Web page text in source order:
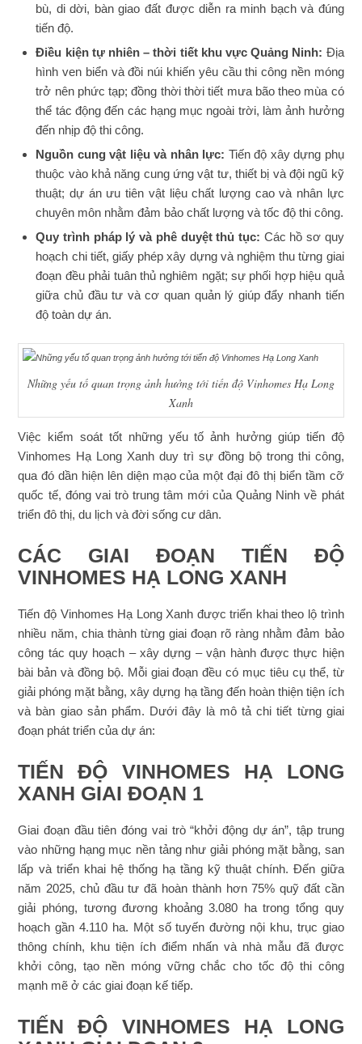
bù, di dời, bàn giao đất được diễn ra minh bạch và đúng
tiến độ.
Điều kiện tự nhiên – thời tiết khu vực Quảng Ninh: Địa
hình ven biển và đồi núi khiến yêu cầu thi công nền móng
trở nên phức tạp; đồng thời thời tiết mưa bão theo mùa có
thể tác động đến các hạng mục ngoài trời, làm ảnh hưởng
đến nhịp độ thi công.
Nguồn cung vật liệu và nhân lực: Tiến độ xây dựng phụ
thuộc vào khả năng cung ứng vật tư, thiết bị và đội ngũ kỹ
thuật; dự án ưu tiên vật liệu chất lượng cao và nhân lực
chuyên môn nhằm đảm bảo chất lượng và tốc độ thi công.
Quy trình pháp lý và phê duyệt thủ tục: Các hồ sơ quy
hoạch chi tiết, giấy phép xây dựng và nghiệm thu từng giai
đoạn đều phải tuân thủ nghiêm ngặt; sự phối hợp hiệu quả
giữa chủ đầu tư và cơ quan quản lý giúp đẩy nhanh tiến
độ toàn dự án.
Những yếu tố quan trọng ảnh hưởng tới tiến độ Vinhomes Hạ Long
Xanh
Việc kiểm soát tốt những yếu tố ảnh hưởng giúp tiến độ
Vinhomes Hạ Long Xanh duy trì sự đồng bộ trong thi công,
qua đó dần hiện lên diện mạo của một đại đô thị biển tầm cỡ
quốc tế, đóng vai trò trung tâm mới của Quảng Ninh về phát
triển đô thị, du lịch và đời sống cư dân.
CÁC GIAI ĐOẠN TIẾN ĐỘ
VINHOMES HẠ LONG XANH
Tiến độ Vinhomes Hạ Long Xanh được triển khai theo lộ trình
nhiều năm, chia thành từng giai đoạn rõ ràng nhằm đảm bảo
công tác quy hoạch – xây dựng – vận hành được thực hiện
bài bản và đồng bộ. Mỗi giai đoạn đều có mục tiêu cụ thể, từ
giải phóng mặt bằng, xây dựng hạ tầng đến hoàn thiện tiện ích
và bàn giao sản phẩm. Dưới đây là mô tả chi tiết từng giai
đoạn phát triển của dự án:
TIẾN ĐỘ VINHOMES HẠ LONG
XANH GIAI ĐOẠN 1
Giai đoạn đầu tiên đóng vai trò “khởi động dự án”, tập trung
vào những hạng mục nền tảng như giải phóng mặt bằng, san
lấp và triển khai hệ thống hạ tầng kỹ thuật chính. Đến giữa
năm 2025, chủ đầu tư đã hoàn thành hơn 75% quỹ đất cần
giải phóng, tương đương khoảng 3.080 ha trong tổng quy
hoạch gần 4.110 ha. Một số tuyến đường nội khu, trục giao
thông chính, khu tiện ích điểm nhấn và nhà mẫu đã được
khởi công, tạo nền móng vững chắc cho tốc độ thi công
mạnh mẽ ở các giai đoạn kế tiếp.
TIẾN ĐỘ VINHOMES HẠ LONG